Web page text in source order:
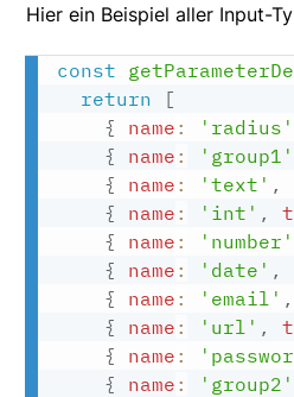
Hier ein Beispiel aller Input-
const
return
[
{
name : 'radius'
{
name : 'group1'
{
name : 'text' ,
{
name : 'int' ,
{
name : 'number'
{
name : 'date' ,
{
name : 'email' ,
{
name : 'url' ,
{
name :
{
name : 'group2'